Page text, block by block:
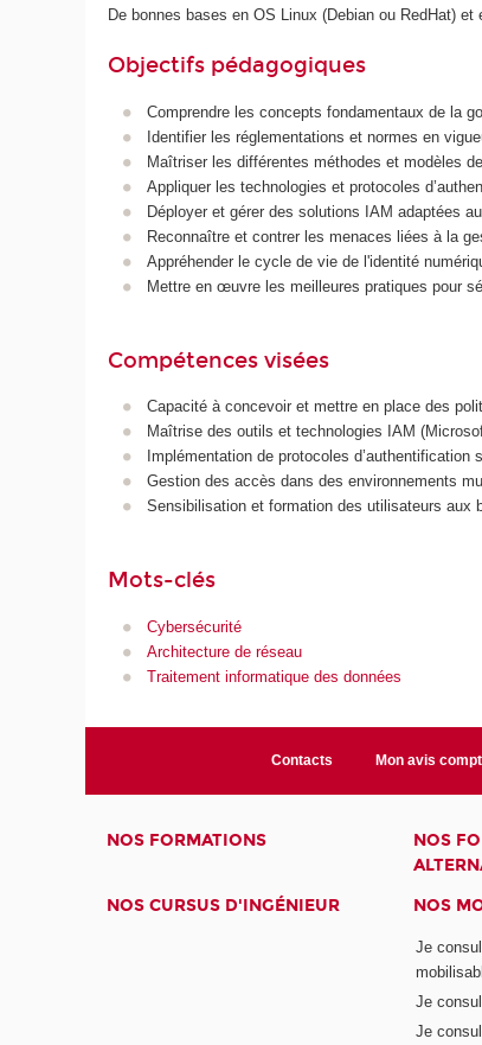
De bonnes bases en OS Linux (Debian ou RedHat)
Objectifs pédagogiques
Comprendre les concepts fondamentaux de la
Identifier les réglementations et normes en
Maîtriser les différentes méthodes et modèles
Appliquer les technologies et protocoles
Déployer et gérer des solutions IAM adaptées
Reconnaître et contrer les menaces liées à la
Appréhender le cycle de vie de l'identité
Mettre en œuvre les meilleures pratiques pour
Compétences visées
Capacité à concevoir et mettre en place des
Maîtrise des outils et technologies IAM
Implémentation de protocoles
Gestion des accès dans des environnements
Sensibilisation et formation des utilisateurs aux
Mots-clés
Cybersécurité
Architecture de réseau
Traitement informatique des données
Contacts Mon avis
NOS FORMATIONS
NOS
NOS CURSUS D'INGÉNIEUR
NOS
Je
Je
Je